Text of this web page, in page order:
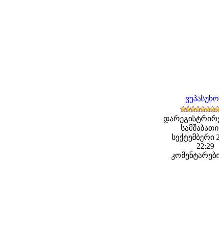
სექტემბერი
22:29